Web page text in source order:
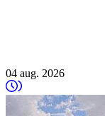
04 aug. 2026